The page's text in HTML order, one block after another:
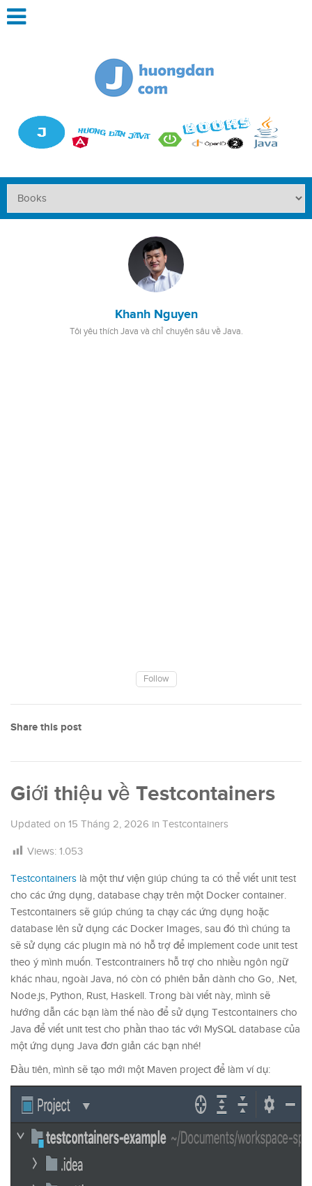
Khanh Nguyen
Tôi yêu thích Java và chỉ chuyên sâu về Java.
Follow
Share this post
Giới thiệu về Testcontainers
Updated on 15 Tháng 2, 2026 in Testcontainers
Views: 1.053
Testcontainers là một thư viện giúp chúng ta có thể viết unit test
cho các ứng dụng, database chạy trên một Docker container.
Testcontainers sẽ giúp chúng ta chạy các ứng dụng hoặc
database lên sử dụng các Docker Images, sau đó thì chúng ta
sẽ sử dụng các plugin mà nó hỗ trợ để implement code unit test
theo ý mình muốn. Testcontrainers hỗ trợ cho nhiều ngôn ngữ
khác nhau, ngoài Java, nó còn có phiên bản dành cho Go, .Net,
Node.js, Python, Rust, Haskell. Trong bài viết này, mình sẽ
hướng dẫn các bạn làm thế nào để sử dụng Testcontainers cho
Java để viết unit test cho phần thao tác với MySQL database của
một ứng dụng Java đơn giản các bạn nhé!
Đầu tiên, mình sẽ tạo mới một Maven project để làm ví dụ: